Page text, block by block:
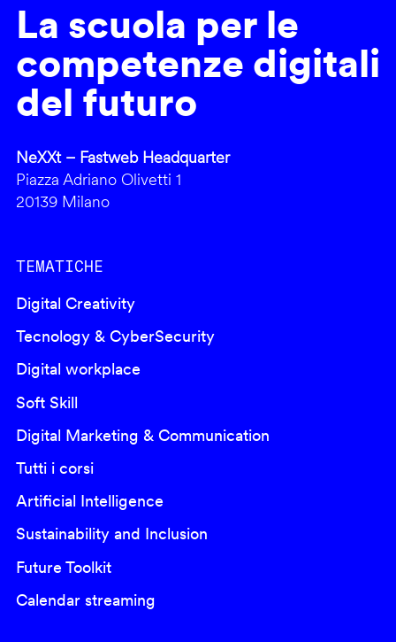
La scuola per le
competenze digitali
del futuro
NeXXt – Fastweb Headquarter
Piazza Adriano Olivetti 1
20139 Milano
TEMATICHE
Digital Creativity
Tecnology & CyberSecurity
Digital workplace
Soft Skill
Digital Marketing & Communication
Tutti i corsi
Artificial Intelligence
Sustainability and Inclusion
Future Toolkit
Calendar streaming